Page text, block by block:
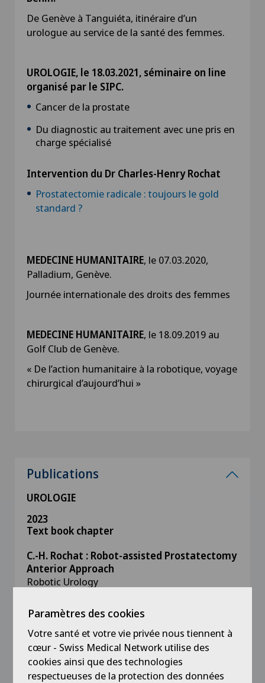
De Genève à Tanguiéta, itinéraire d’un
urologue au service de la santé des femmes.
UROLOGIE, le 18.03.2021, séminaire on line
organisé par le SIPC.
Cancer de la prostate
Du diagnostic au traitement avec une pris en
charge spécialisé
Intervention du Dr Charles-Henry Rochat
Prostatectomie radicale : toujours le gold
standard ?
MEDECINE HUMANITAIRE, le 07.03.2020,
Palladium, Genève.
Journée internationale des droits des femmes
MEDECINE HUMANITAIRE, le 18.09.2019 au
Golf Club de Genève.
« De l’action humanitaire à la robotique, voyage
chirurgical d’aujourd’hui »
Publications
UROLOGIE
2023
Text book chapter
C.-H. Rochat : Robot-assisted Prostatectomy
Anterior Approach
Robotic Urology
Springer, in press
G. de Boccard : Robotic Assisted Vasectomy
Reversal and Varicocelectomy
Robotic Urology
Hubert John and Peter Wiklund Editors.
Paramètres des cookies
Votre santé et votre vie privée nous tiennent à
cœur - Swiss Medical Network utilise des
cookies ainsi que des technologies
respectueuses de la protection des données